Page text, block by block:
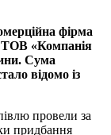
фірма
ТОВ «Компанія
Сума
відомо із
провели за
придбання